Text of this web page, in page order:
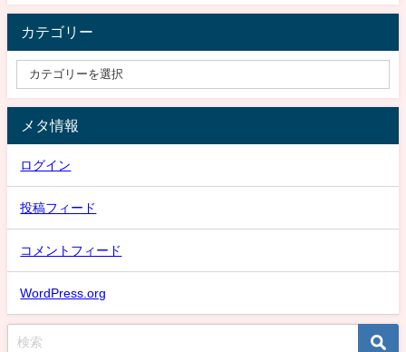
カテゴリー
メタ情報
ログイン
投稿フィード
コメントフィード
WordPress.org